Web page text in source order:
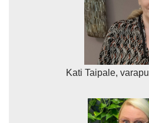
Kati Taipale,